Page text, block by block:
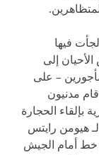
فيها
إلى
– على
الأول قام مدنيون
الحجارة
هيومن رايتس
أمام الجيش